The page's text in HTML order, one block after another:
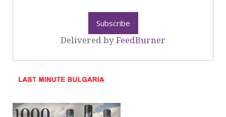
Delivered by FeedBurner